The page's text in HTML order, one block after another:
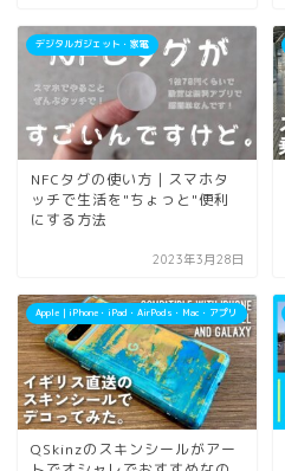
デジタルガジェット・家電
NFCタグの使い方｜スマホタ
ッチで生活を"ちょっと"便利
にする方法
2023年3月28日
Apple｜iPhone・iPad・AirPods・Mac・アプリ
QSkinzのスキンシールがアー